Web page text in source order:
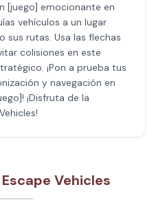
[juego] emocionante en
vehículos a un lugar
sus rutas. Usa las flechas
colisiones en este
¡Pon a prueba tus
y navegación en
¡Disfruta de la
Vehicles